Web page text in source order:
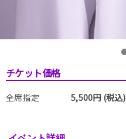
チケット価格
全席指定 5,500円 (税込)